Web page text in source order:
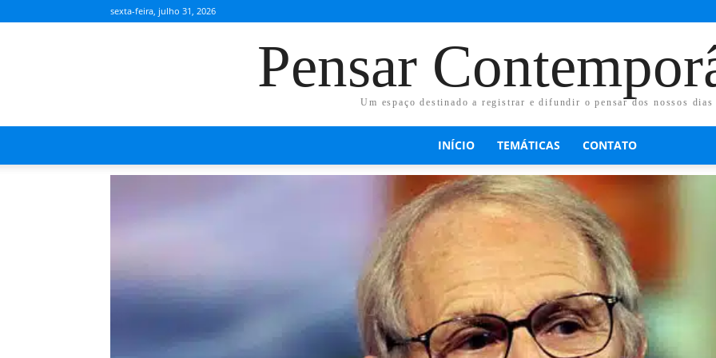
sexta-feira, julho 31, 2026
Pensar
Um espaço destinado a registrar e difundir o pensar dos nossos dias
INÍCIO TEMÁTICAS CONTATO